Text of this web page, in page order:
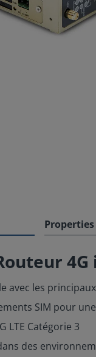
Properties
avec les
SIM pour
LTE Catégorie 3
des